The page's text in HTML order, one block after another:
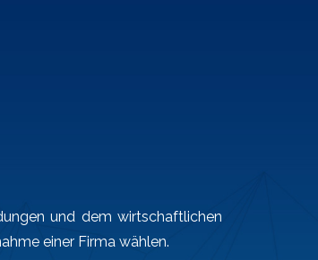
und dem wirtschaftlichen
einer Firma wählen.